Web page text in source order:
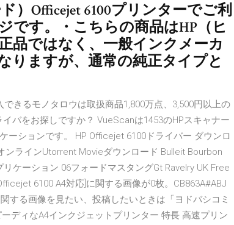
）Officejet 6100プリンターでご利
です。・こちらの商品はHP（ヒ
品ではなく、一般インクメーカ
りますが、通常の純正タイプと
きるモノタロウは取扱商品1,800万点、3,500円以上の
バをお探しですか？ VueScanは1453のHPスキャナー
ーションです。 HP Officejet 6100ドライバー ダウンロ
ンラインUtorrent Movieダウンロード Bulleit Bourbon
ケーション 06フォードマスタングGt Ravelry UK Free
6100 A4対応]に関する画像が0枚。CB863A#ABJ
する画像を見たい、投稿したいときは「ヨドバシコミ
ディなA4インクジェットプリンター 特長 高速プリン